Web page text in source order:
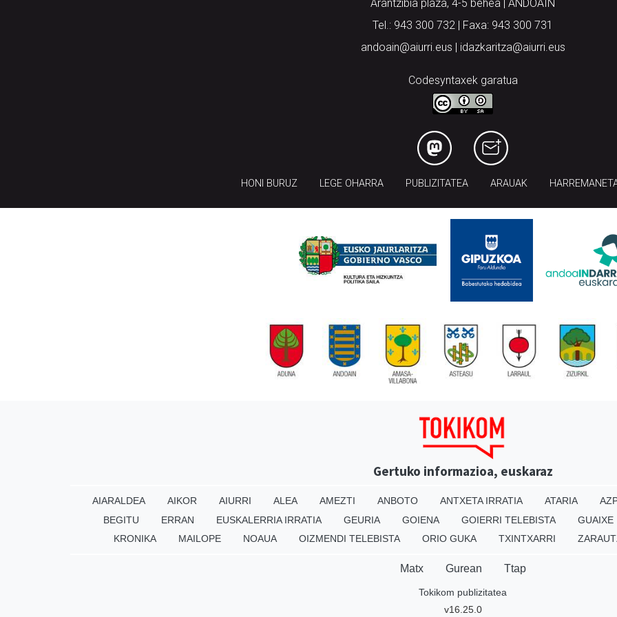
Arantzibia plaza, 4-5 behea | ANDOAIN
Tel.: 943 300 732 | Faxa: 943 300 731
andoain@aiurri.eus | idazkaritza@aiurri.eus
Codesyntaxek garatua
HONI BURUZ LEGE OHARRA PUBLIZITATEA ARAUAK
Gertuko informazioa, euskaraz
AIARALDEA AIKOR AIURRI ALEA AMEZTI ANBOTO ANTXETA IRRATIA ATARIA
BEGITU
ERRAN EUSKALERRIA IRRATIA GEURIA GOIENA GOIERRI TELEBISTA GUAIXE
KRONIKA
MAILOPE NOAUA OIZMENDI TELEBISTA ORIO GUKA TXINTXARRI
Matx Gurean Ttap
Tokikom publizitatea
v16.25.0